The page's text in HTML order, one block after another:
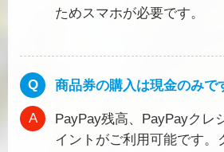
ためスマホが必要です。
商品券の購入は現金のみで
PayPay残高、PayPayクレ
イントがご利用可能です。